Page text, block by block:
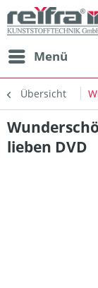
Menü
Übersicht
lieben DVD